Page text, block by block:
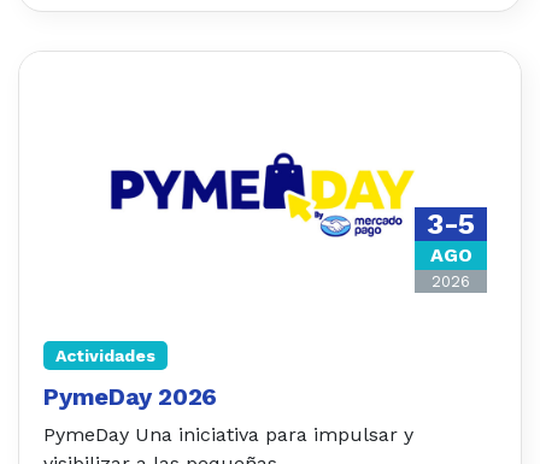
3-5
AGO
2026
Actividades
PymeDay 2026
PymeDay Una iniciativa para impulsar y